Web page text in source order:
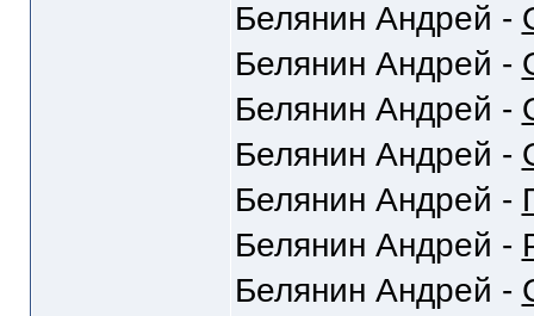
Белянин Андрей -
Белянин Андрей -
Белянин Андрей -
Белянин Андрей -
Белянин Андрей -
Белянин Андрей -
Белянин Андрей -